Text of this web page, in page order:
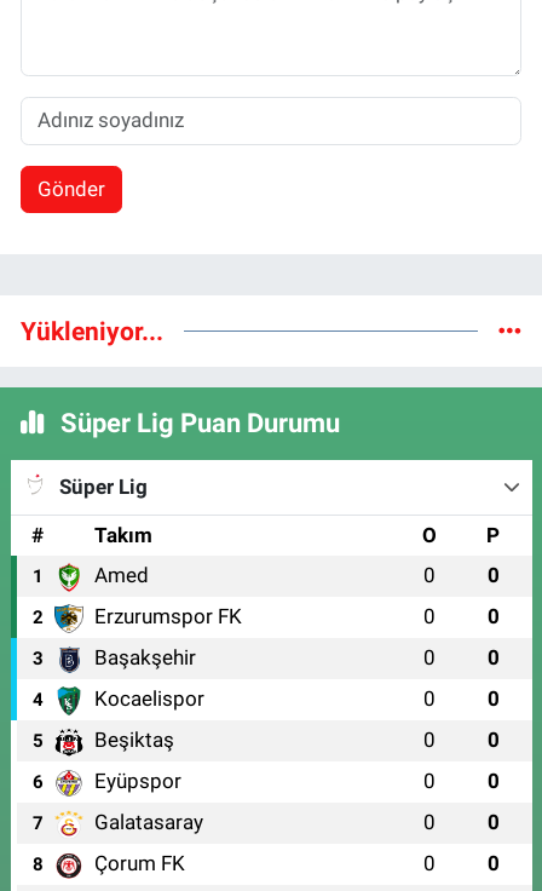
Gönder
Yükleniyor...
Süper Lig Puan Durumu
Süper Lig
#
Takım O P
1 Amed 0 0
2 Erzurumspor FK 0 0
3 Başakşehir 0 0
4 Kocaelispor 0 0
5 Beşiktaş 0 0
6 Eyüpspor 0 0
7 Galatasaray 0 0
8 Çorum FK 0 0